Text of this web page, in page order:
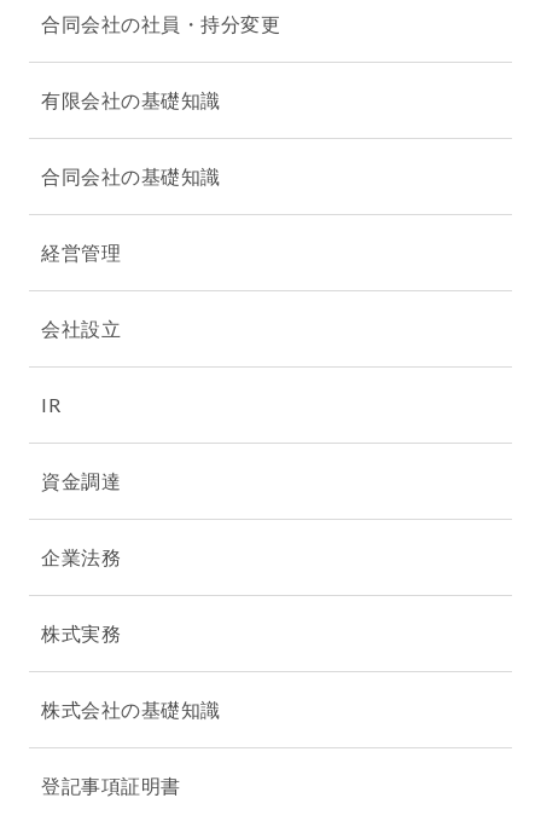
合同会社の社員・持分変更
有限会社の基礎知識
合同会社の基礎知識
経営管理
会社設立
IR
資金調達
企業法務
株式実務
株式会社の基礎知識
登記事項証明書